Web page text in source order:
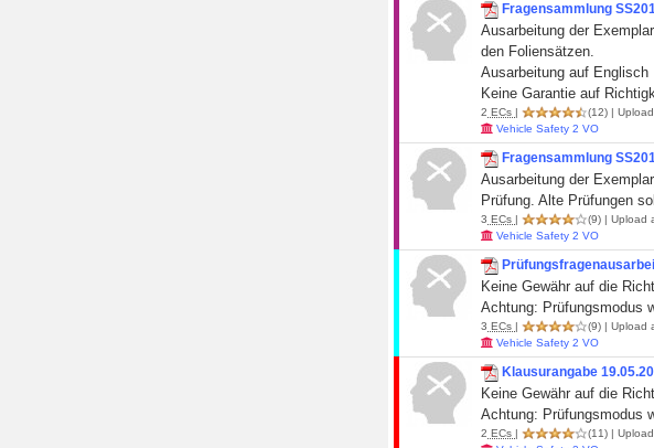
Fragensammlung
Ausarbeitung der
den Foliensätzen.
Ausarbeitung auf Englisch
Keine Garantie auf
2 ECs | (12) |
Vehicle Safety 2 VO
Fragensammlung
Ausarbeitung der
Prüfung. Alte Prüfungen
3 ECs | (9) | Upload
Vehicle Safety 2 VO
Keine Gewähr auf die
Achtung: Prüfungsmodus
3 ECs | (9) | Upload
Vehicle Safety 2 VO
Klausurangabe
Keine Gewähr auf die
Achtung: Prüfungsmodus
2 ECs | (11) |